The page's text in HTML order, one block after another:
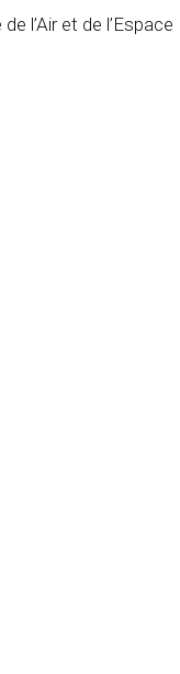
l’Air et de l’Espace